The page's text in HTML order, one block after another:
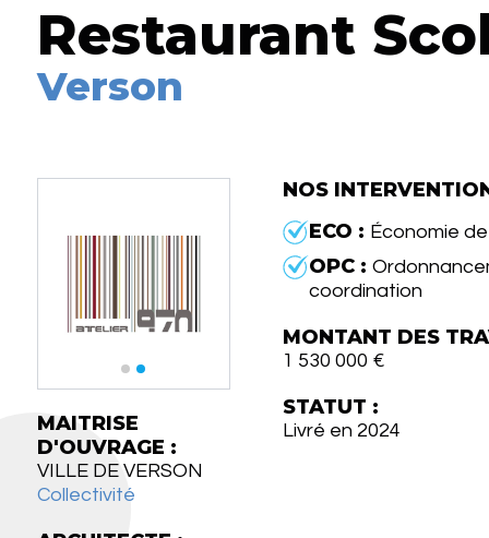
Restaurant
Verson
MAITRISE
D'OUVRAGE :
VILLE DE VERSON
Collectivité
NOS
ECO : Économie
OPC :
coordination
MONTANT DES
1 530 000 €
STATUT :
Livré en 2024